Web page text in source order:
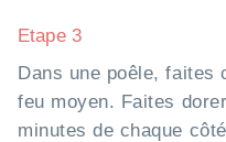
Etape 3
Dans une poêle, faites
feu moyen. Faites
minutes de chaque